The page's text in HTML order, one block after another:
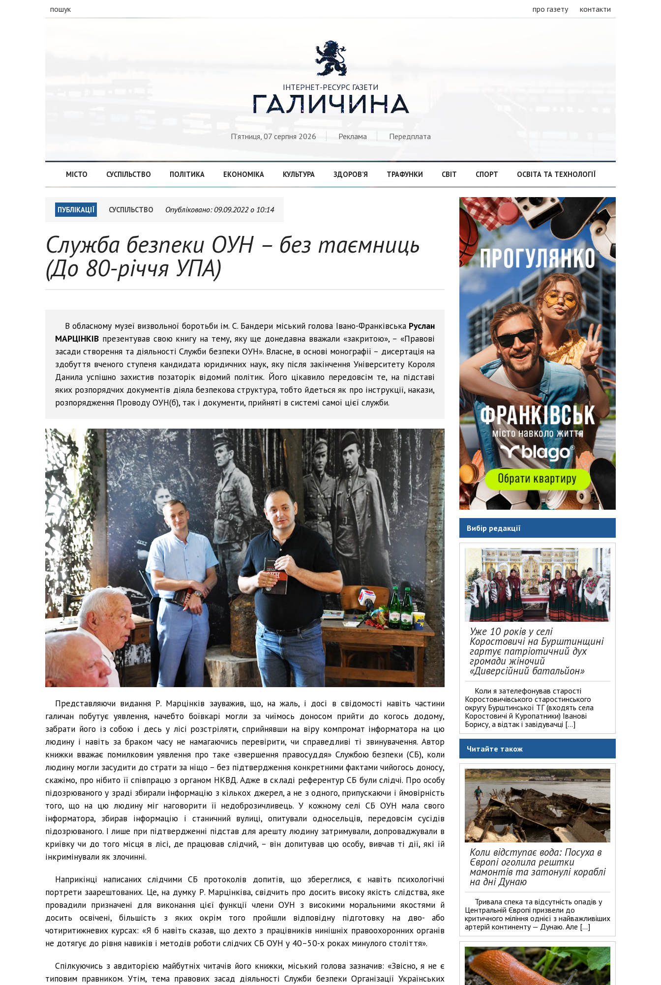
пошук про газету контакти

ІНТЕРНЕТ-РЕСУРС ГАЗЕТИ
ГАЛИЧИНА
П'ятниця, 07 серпня 2026 Реклама Передплата
МІСТО СУСПІЛЬСТВО ПОЛІТИКА ЕКОНОМІКА КУЛЬТУРА ЗДОРОВ’Я ТРАФУНКИ СВІТ СПОРТ ОСВІТА ТА ТЕХНОЛОГІЇ
ПУБЛІКАЦІЇ СУСПІЛЬСТВО Опубліковано: 09.09.2022 о 10:14
Служба безпеки ОУН – без таємниць
(До 80-річчя УПА)
В обласному музеї визвольної боротьби ім. С. Бандери міський голова Івано-Франківська Руслан
МАРЦІНКІВ презентував свою книгу на тему, яку ще донедавна вважали «закритою», – «Правові
засади створення та діяльності Служби безпеки ОУН». Власне, в основі монографії – дисертація на
здобуття вченого ступеня кандидата юридичних наук, яку після закінчення Університету Короля
Данила успішно захистив позаторік відомий політик. Його цікавило передовсім те, на підставі
яких розпорядчих документів діяла безпекова структура, тобто йдеться як про інструкції, накази,
розпорядження Проводу ОУН(б), так і документи, прийняті в системі самої цієї служби.
Представляючи видання Р. Марцінків зауважив, що, на жаль, і досі в свідомості навіть частини
галичан побутує уявлення, начебто боївкарі могли за чиїмось доносом прийти до когось додому,
забрати його із собою і десь у лісі розстріляти, сприйнявши на віру компромат інформатора на цю
людину і навіть за браком часу не намагаючись перевірити, чи справедливі ті звинувачення. Автор
книжки вважає помилковим уявлення про таке «звершення правосуддя» Службою безпеки (СБ), коли
людину могли засудити до страти за ніщо – без підтвердження конкретними фактами чийогось доносу,
скажімо, про нібито її співпрацю з органом НКВД. Адже в складі референтур СБ були слідчі. Про особу
підозрюваного у зраді збирали інформацію з кількох джерел, а не з одного, припускаючи і ймовірність
того, що на цю людину міг наговорити її недоброзичливець. У кожному селі СБ ОУН мала свого
інформатора, збирав інформацію і станичний вулиці, опитували односельців, передовсім сусідів
підозрюваного. І лише при підтвердженні підстав для арешту людину затримували, допроваджували в
криївку чи до того місця в лісі, де працював слідчий, – він допитував цю особу, вивчав ті дії, які їй
інкримінували як злочинні.
Наприкінці написаних слідчими СБ протоколів допитів, що збереглися, є навіть психологічні
портрети заарештованих. Це, на думку Р. Марцінківа, свідчить про досить високу якість слідства, яке
провадили призначені для виконання цієї функції члени ОУН з високими моральними якостями й
досить освічені, більшість з яких окрім того пройшли відповідну підготовку на дво- або
чотиритижневих курсах: «Я б навіть сказав, що дехто з працівників нинішніх правоохоронних органів
не дотягує до рівня навиків і методів роботи слідчих СБ ОУН у 40–50-х роках минулого століття».
Спілкуючись з авдиторією майбутніх читачів його книжки, міський голова зазначив: «Звісно, я не є
типовим правником. Утім, тема правових засад діяльності Служби безпеки Організації Українських
Вибір редакції
Уже 10 років у селі
Коростовичі на Бурштинщині
гартує патріотичний дух
громади жіночий
«Диверсійний батальйон»
Коли я зателефонував старості
Коростовичівського старостинського
округу Бурштинської ТГ (входять села
Коростовичі й Куропатники) Іванові
Борису, а відтак і завідувачці […]
Читайте також
Коли відступає вода: Посуха в
Європі оголила рештки
мамонтів та затонулі кораблі
на дні Дунаю
Тривала спека та відсутність опадів у
Центральній Європі призвели до
критичного міління однієї з найважливіших
артерій континенту — Дунаю. Але […]